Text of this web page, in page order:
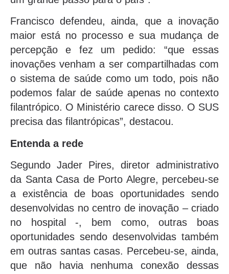
Francisco defendeu, ainda, que a inovação
maior está no processo e sua mudança de
percepção e fez um pedido: “que essas
inovações venham a ser compartilhadas com
o sistema de saúde como um todo, pois não
podemos falar de saúde apenas no contexto
filantrópico. O Ministério carece disso. O SUS
precisa das filantrópicas”, destacou.
Entenda a rede
Segundo Jader Pires, diretor administrativo
da Santa Casa de Porto Alegre, percebeu-se
a existência de boas oportunidades sendo
desenvolvidas no centro de inovação – criado
no hospital -, bem como, outras boas
oportunidades sendo desenvolvidas também
em outras santas casas. Percebeu-se, ainda,
que não havia nenhuma conexão dessas